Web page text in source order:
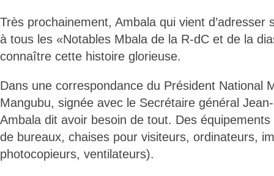
Très prochainement, Ambala qui vient d’adresser
à tous les «Notables Mbala de la R-dC et de la
connaître cette histoire glorieuse.
Dans une correspondance du Président National
Mangubu, signée avec le Secrétaire général
Ambala dit avoir besoin de tout. Des
de bureaux, chaises pour visiteurs, ordinateurs,
photocopieurs, ventilateurs).